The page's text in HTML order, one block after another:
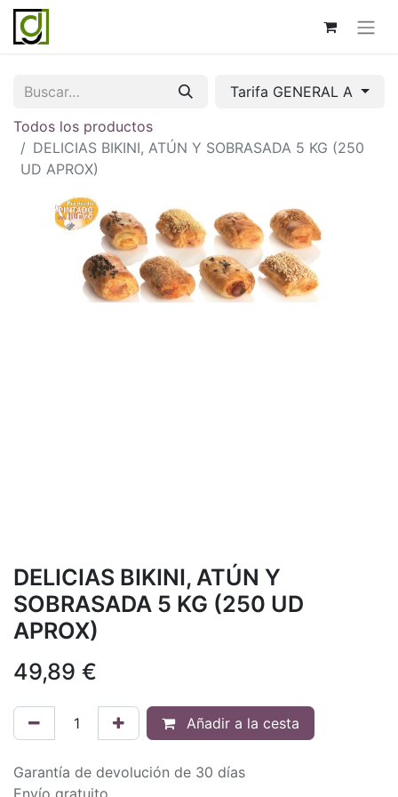
Tarifa GENERAL A
Todos los productos
DELICIAS BIKINI, ATÚN Y SOBRASADA 5 KG (250
UD APROX)
DELICIAS BIKINI, ATÚN Y
SOBRASADA 5 KG (250 UD
APROX)
49,89 €
Añadir a la cesta
Garantía de devolución de 30 días
Envío gratuito.